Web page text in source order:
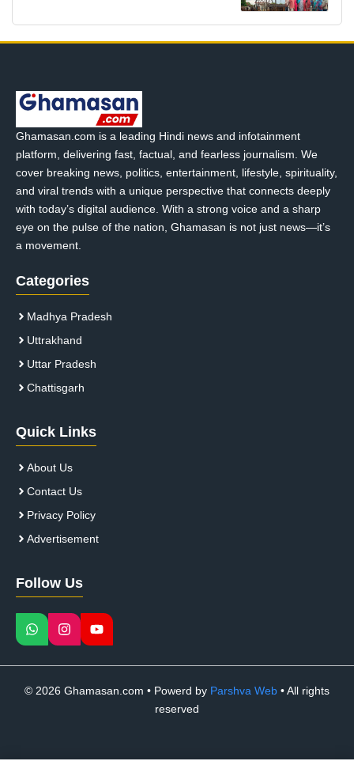
Ghamasan.com is a leading Hindi news and infotainment
platform, delivering fast, factual, and fearless journalism. We
cover breaking news, politics, entertainment, lifestyle, spirituality,
and viral trends with a unique perspective that connects deeply
with today’s digital audience. With a strong voice and a sharp
eye on the pulse of the nation, Ghamasan is not just news—it’s
a movement.
Categories
Madhya Pradesh
Uttrakhand
Uttar Pradesh
Chattisgarh
Quick Links
About Us
Contact Us
Privacy Policy
Advertisement
Follow Us
© 2026 Ghamasan.com • Powerd by Parshva Web • All rights
reserved